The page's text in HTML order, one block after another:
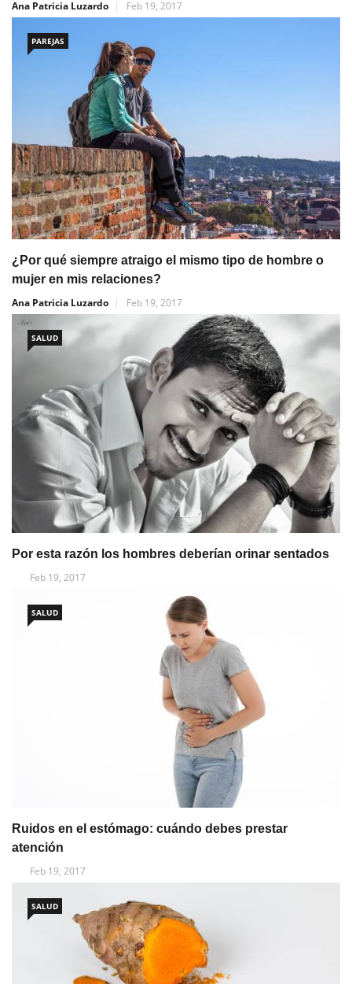
Ana Patricia Luzardo
Feb 19, 2017
PAREJAS
¿Por qué siempre atraigo el mismo tipo de hombre o
mujer en mis relaciones?
Ana Patricia Luzardo
Feb 19, 2017
SALUD
Por esta razón los hombres deberían orinar sentados
Feb 19, 2017
SALUD
Ruidos en el estómago: cuándo debes prestar
atención
Feb 19, 2017
SALUD